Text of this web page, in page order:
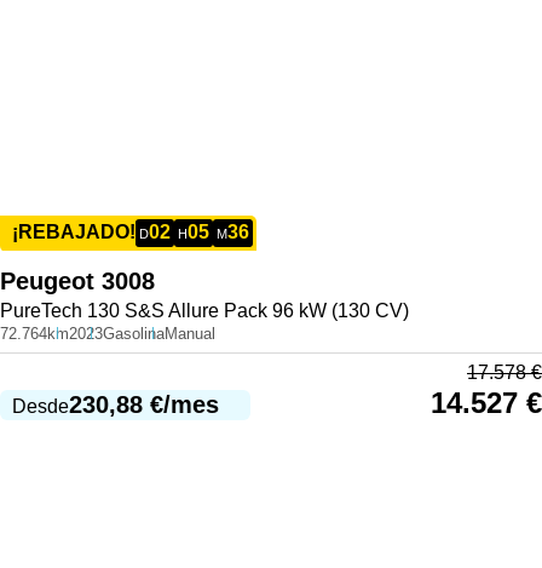
¡REBAJADO! D02 H05 M36
Peugeot 3008
PureTech 130 S&S Allure Pack 96 kW (130 CV)
72.764km2023GasolinaManual
Desde230,88 €/mes
17.578€
14.527 €